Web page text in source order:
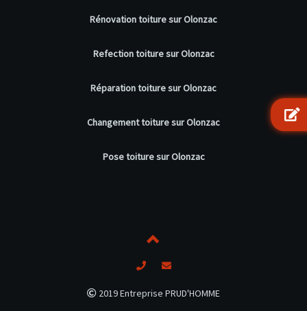
Rénovation toiture sur Olonzac
Refection toiture sur Olonzac
Réparation toiture sur Olonzac
Changement toiture sur Olonzac
Pose toiture sur Olonzac
2019 Entreprise PRUD'HOMME